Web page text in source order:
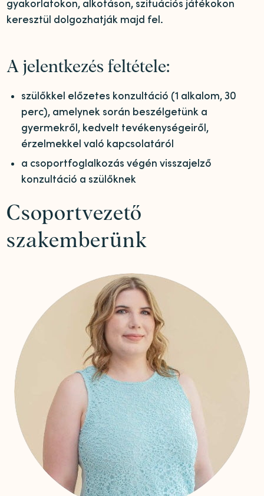
gyakorlatokon, alkotáson, szituációs játékokon
keresztül dolgozhatják majd fel.
A jelentkezés feltétele:
szülőkkel előzetes konzultáció (1 alkalom, 30
perc), amelynek során beszélgetünk a
gyermekről, kedvelt tevékenységeiről,
érzelmekkel való kapcsolatáról
a csoportfoglalkozás végén visszajelző
konzultáció a szülőknek
Csoportvezető
szakemberünk